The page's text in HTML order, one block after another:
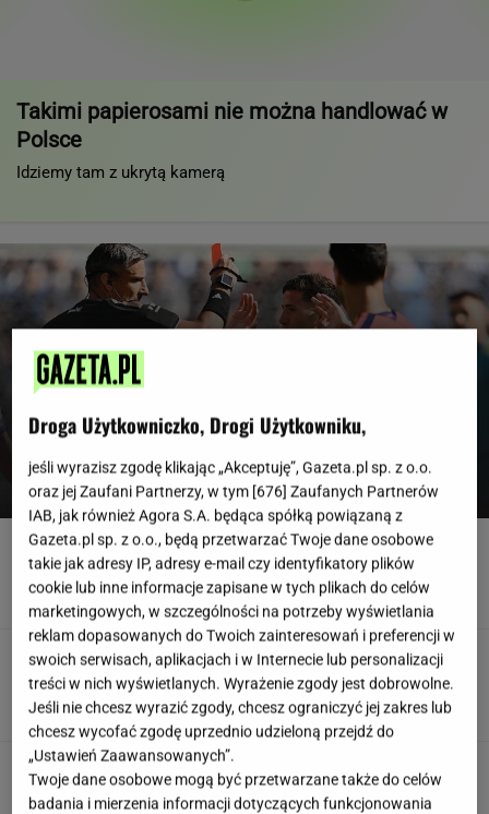
Takimi papierosami nie można handlować w
Polsce
Idziemy tam z ukrytą kamerą
Od mistrza świata do wroga
publicznego numer 1. Dramat dopiero się
zaczął
SUBSKRYPCJA
Urzędnicy pukają do domów. Chcą paragonów
MATERIAŁ PROMOCYJNY
Prezydent Czech na wakacjach w
Polsce. Wybrał się do smażalni ryb
Polska jest już szóstą gospodarką w UE.
Wyprzedziliśmy Belgię i Szwecję
Droga Użytkowniczko, Drogi Użytkowniku,
jeśli wyrazisz zgodę klikając „Akceptuję”, Gazeta.pl sp. z o.o.
oraz jej Zaufani Partnerzy, w tym [676] Zaufanych Partnerów
IAB, jak również Agora S.A. będąca spółką powiązaną z
Gazeta.pl sp. z o.o., będą przetwarzać Twoje dane osobowe
takie jak adresy IP, adresy e-mail czy identyfikatory plików
cookie lub inne informacje zapisane w tych plikach do celów
marketingowych, w szczególności na potrzeby wyświetlania
reklam dopasowanych do Twoich zainteresowań i preferencji w
swoich serwisach, aplikacjach i w Internecie lub personalizacji
treści w nich wyświetlanych. Wyrażenie zgody jest dobrowolne.
Jeśli nie chcesz wyrazić zgody, chcesz ograniczyć jej zakres lub
chcesz wycofać zgodę uprzednio udzieloną przejdź do
„Ustawień Zaawansowanych”.
Twoje dane osobowe mogą być przetwarzane także do celów
badania i mierzenia informacji dotyczących funkcjonowania